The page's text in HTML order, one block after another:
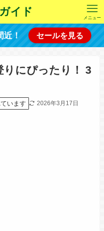
イド メニュー
近！ セールを見る
りにぴったり！ 3
います 2026年3月17日